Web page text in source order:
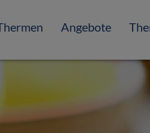
Angebote